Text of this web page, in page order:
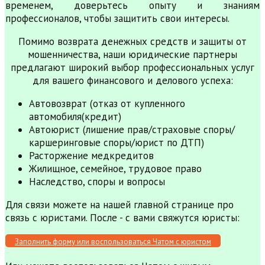
временем, доверьтесь опыту и знаниям
профессионалов, чтобы защитить свои интересы.
Помимо возврата денежных средств и защиты от
мошенничества, наши юридические партнеры
предлагают широкий выбор профессиональных услуг
для вашего финансового и делового успеха:
Автовозврат (отказ от купленного
автомобиля(кредит)
Автоюрист (лишение прав/страховые споры/
каршеринговые споры/юрист по ДТП)
Расторжение медкредитов
Жилищное, семейное, трудовое право
Наследство, споры и вопросы
Для связи можете на нашей главной странице про
связь с юристами. После - с вами свяжутся юристы:
Заполнить форму или воспользоваться Чатом с юристом